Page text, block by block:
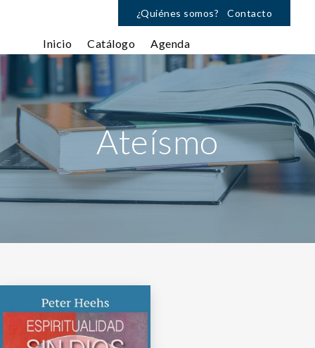
¿Quiénes somos? Contacto
Inicio Catálogo Agenda
Ateísmo